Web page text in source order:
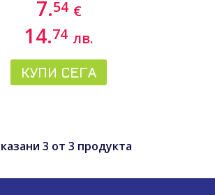
7.54 €
14.74 лв.
КУПИ СЕГА
3 от 3 продукта